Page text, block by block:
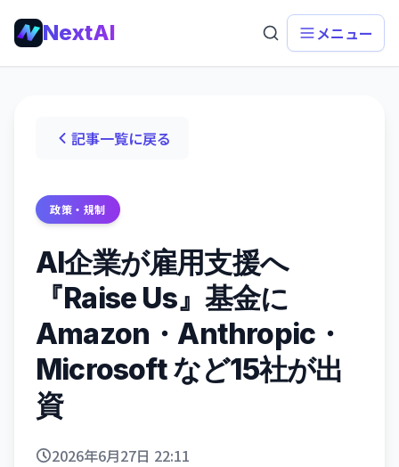
NextAI メニュー
記事一覧に戻る
政策・規制
AI企業が雇用支援へ
『Raise Us』基金に
Amazon・Anthropic・
Microsoft など15社が出
資
2026年6月27日 22:11